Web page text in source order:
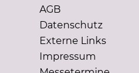
AGB
Datenschutz
Externe Links
Impressum